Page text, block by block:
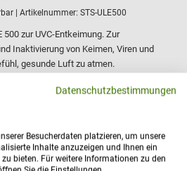
| Artikelnummer: STS-ULE500
zur UVC-Entkeimung. Zur
Inaktivierung von Keimen, Viren und
gesunde Luft zu atmen.
von Keimen, Viren und Pilzsporen zu
pulverbeschichtetes Stahlgehäuse
erheblich
h, ca. 80 m²
V
Datenschutzbestimmungen
Besucherdaten platzieren, um unsere
Inhalte anzuzeigen und Ihnen ein
bieten. Für weitere Informationen zu den